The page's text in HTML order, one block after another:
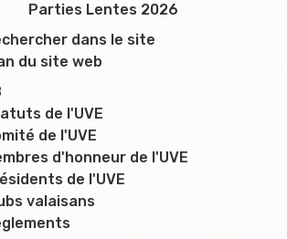
Parties Lentes 2026
dans le site
du site web
de l'UVE
de l'UVE
d'honneur de l'UVE
de l'UVE
valaisans